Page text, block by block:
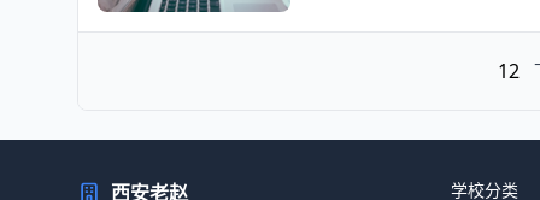
12
西安老赵 学校分类